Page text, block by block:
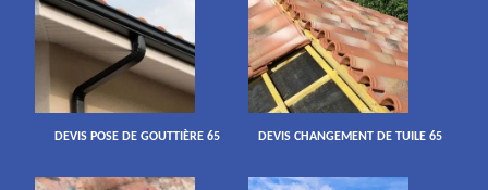
DEVIS POSE DE GOUTTIÈRE 65 DEVIS CHANGEMENT DE TUILE 65